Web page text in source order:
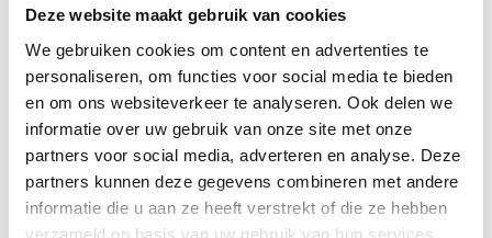
Deze website maakt gebruik van cookies
We gebruiken cookies om content en advertenties te
personaliseren, om functies voor social media te bieden
en om ons websiteverkeer te analyseren. Ook delen we
informatie over uw gebruik van onze site met onze
partners voor social media, adverteren en analyse. Deze
partners kunnen deze gegevens combineren met andere
informatie die u aan ze heeft verstrekt of die ze hebben
verzameld op basis van uw gebruik van hun services.
Bekijk alle2maten
NEW ZEALAND AUCKLAND
RICHTER 1116 POLO LANGE
MOUW BEIGE SAND LONG
SLEEVE
€80,00€49,00
Bekijk alle 6maten
LACOSTE LACOSTE SLIM
FIT FIT DONKERGROEN
POLO LANGE MOUW
€119,00